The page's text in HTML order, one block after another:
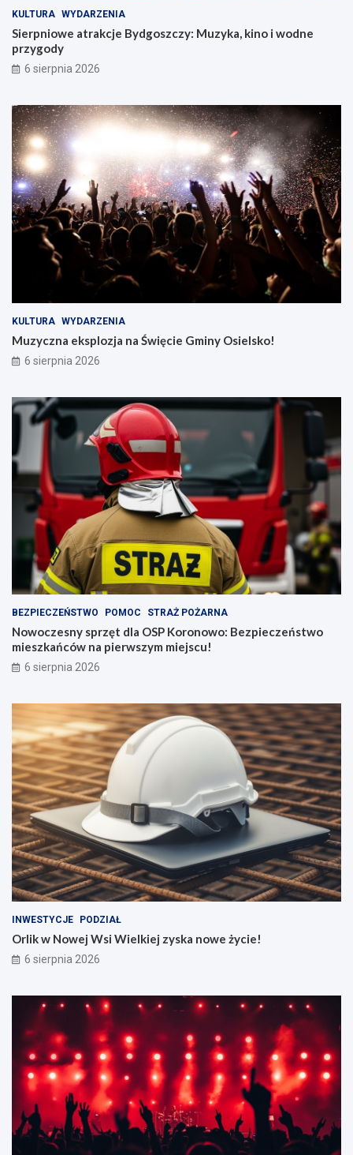
KULTURA WYDARZENIA
Sierpniowe atrakcje Bydgoszczy: Muzyka, kino i wodne
przygody
6 sierpnia 2026
KULTURA WYDARZENIA
Muzyczna eksplozja na Święcie Gminy Osielsko!
6 sierpnia 2026
BEZPIECZEŃSTWO POMOC STRAŻ POŻARNA
Nowoczesny sprzęt dla OSP Koronowo: Bezpieczeństwo
mieszkańców na pierwszym miejscu!
6 sierpnia 2026
INWESTYCJE PODZIAŁ
Orlik w Nowej Wsi Wielkiej zyska nowe życie!
6 sierpnia 2026